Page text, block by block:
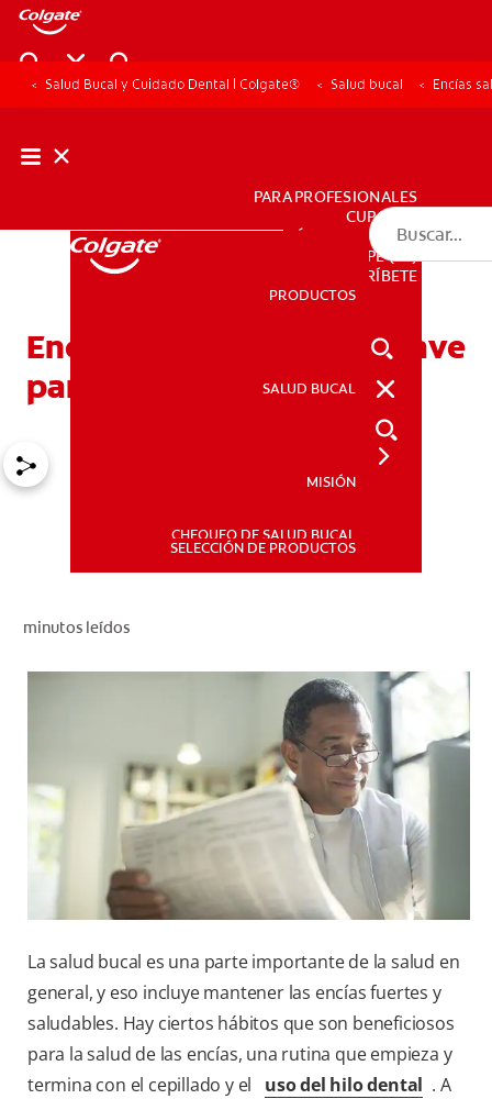
PRODUCTOS
PARA PROFESIONALES
CUPONES
DÓNDE COMPRAR
PE (ES)
PARA PROFESIONALES
CUPONES
DÓNDE COMPRAR
PE (ES)
SUSCRÍBETE
PRODUCTOS
SALUD BUCAL
MISIÓN
CHEQUEO DE SALUD BUCAL
SELECCIÓN DE PRODUCTOS
Salud Bucal y Cuidado Dental | Colgate® Salud bucal Encías
Encías saludables: Una clave
para la salud en general
minutos leídos
La salud bucal es una parte importante de la salud en
general, y eso incluye mantener las encías fuertes y
saludables. Hay ciertos hábitos que son beneficiosos
para la salud de las encías, una rutina que empieza y
termina con el cepillado y el
uso del hilo dental . A